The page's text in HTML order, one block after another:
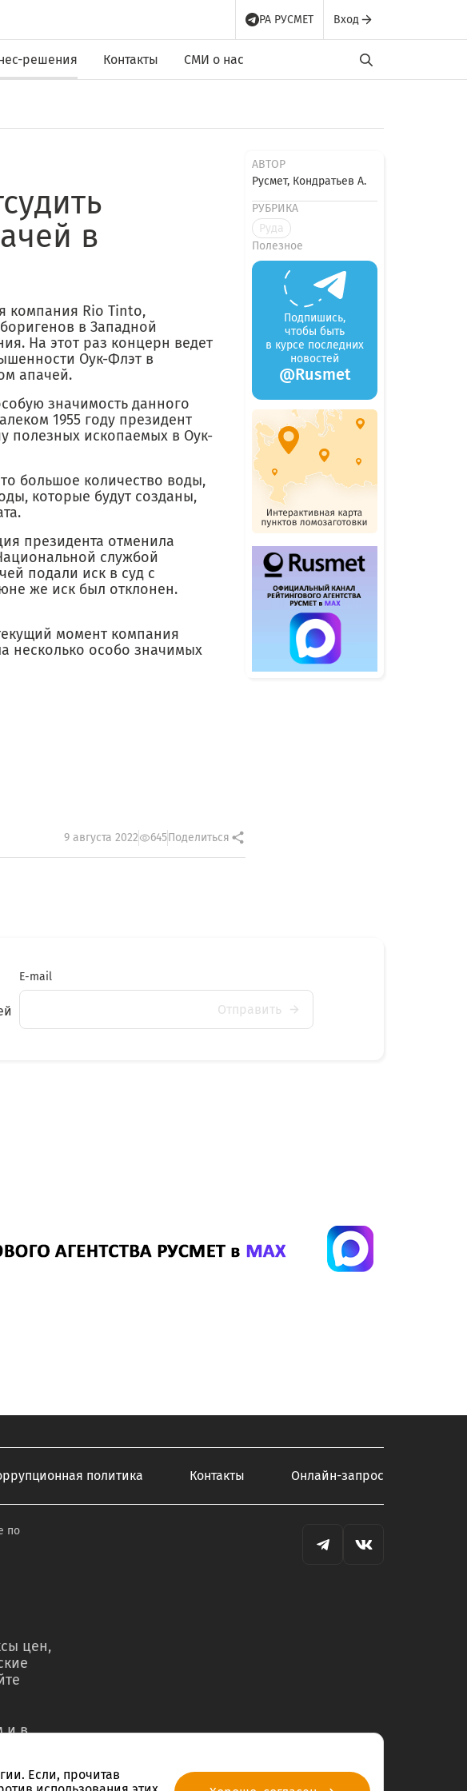
РА РУСМЕТ Вход
решения Контакты СМИ о нас
в
компания Rio Tinto,
в Западной
На этот раз концерн ведет
Оук-Флэт в
апачей.
значимость данного
1955 году президент
полезных ископаемых в Оук-
большое количество воды,
которые будут созданы,
президента отменила
службой
подали иск в суд с
же иск был отклонен.
момент компания
несколько особо значимых
9 августа 2022 645Поделиться
АВТОР
Русмет, Кондратьев А.
РУБРИКА
Руда
Полезное
Подпишись,
чтобы быть
в курсе последних
новостей
@Rusmet
E-mail
Отправить
политика Контакты Онлайн-запрос
по
цен,
и в
Если, прочитав